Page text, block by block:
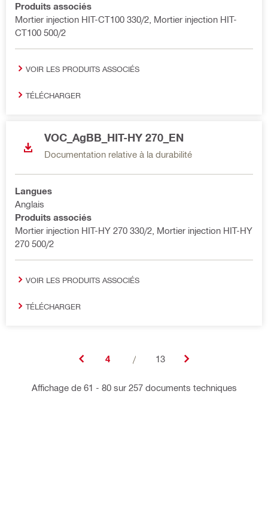
Produits associés
Mortier injection HIT-CT100 330/2, Mortier injection HIT-
CT100 500/2
VOIR LES PRODUITS ASSOCIÉS
TÉLÉCHARGER
VOC_AgBB_HIT-HY 270_EN
Documentation relative à la durabilité
Langues
Anglais
Produits associés
Mortier injection HIT-HY 270 330/2, Mortier injection HIT-HY
270 500/2
VOIR LES PRODUITS ASSOCIÉS
TÉLÉCHARGER
4 / 13
Affichage de 61 - 80 sur 257 documents techniques